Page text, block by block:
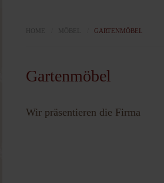
HOME MÖBEL GARTENMÖBEL
Gartenmöbel
Wir präsentieren die Firma